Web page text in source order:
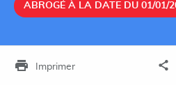
ABROGÉ À LA DATE DU 01/01/
Imprimer